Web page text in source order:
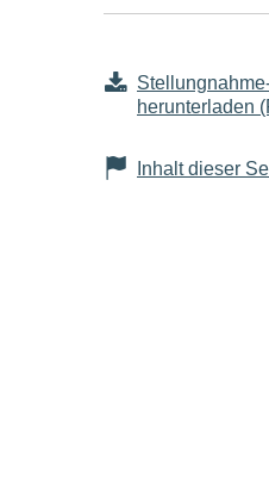
herunterladen
Inhalt dieser